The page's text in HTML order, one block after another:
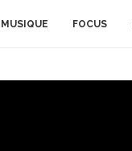
MUSIQUE FOCUS